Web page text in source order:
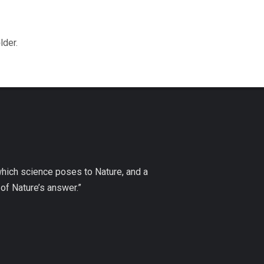
science poses to Nature, and a
Nature’s answer.”